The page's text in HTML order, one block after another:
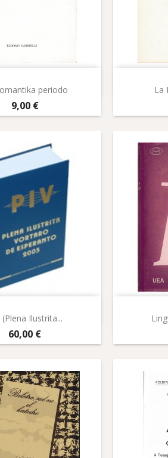
periodo
Prix
9,00 €
La
(Plena Ilustrita...
Prix
60,00 €